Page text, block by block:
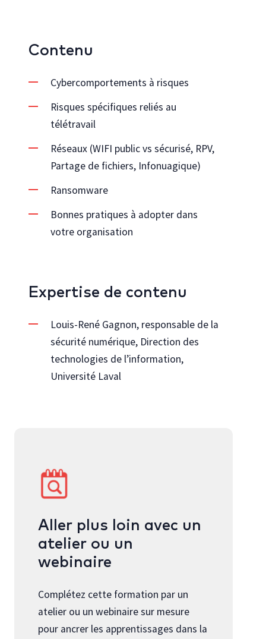
Contenu
Cybercomportements à risques
Risques spécifiques reliés au
télétravail
Réseaux (WIFI public vs sécurisé, RPV,
Partage de fichiers, Infonuagique)
Ransomware
Bonnes pratiques à adopter dans
votre organisation
Expertise de contenu
Louis-René Gagnon, responsable de la
sécurité numérique, Direction des
technologies de l’information,
Université Laval
Aller plus loin avec un
atelier ou un
webinaire
Complétez cette formation par un
atelier ou un webinaire sur mesure
pour ancrer les apprentissages dans la